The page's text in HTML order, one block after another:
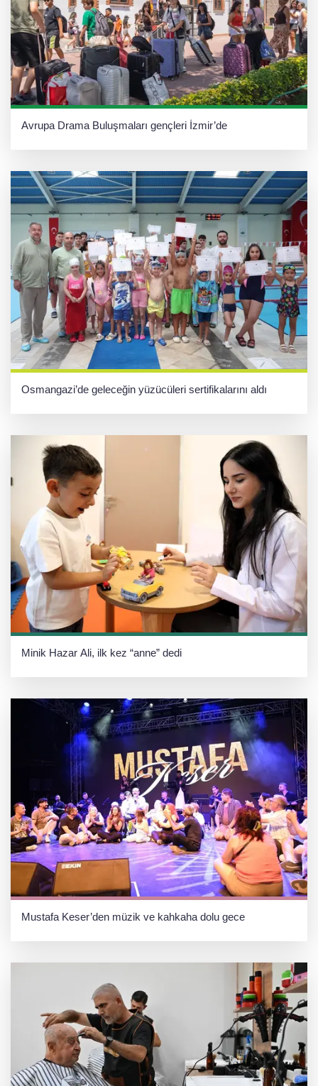
Avrupa Drama Buluşmaları gençleri İzmir’de
Osmangazi’de geleceğin yüzücüleri sertifikalarını aldı
Minik Hazar Ali, ilk kez “anne” dedi
Mustafa Keser’den müzik ve kahkaha dolu gece